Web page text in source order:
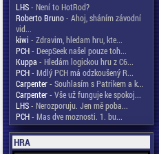
LHS- Není to HotRod?
Roberto Bruno- Ahoj, sháním závodní
vid...
kiwi - Zdravim, hledam hru, kte...
PCH- DeepSeek našel pouze toh...
Kuppa - Hledám logickou hru z C6...
PCH- Mdlý PCH má odzkoušený R...
Carpenter- Souhlasím s Patrikem a k...
Carpenter- Vše už funguje ke spokoj...
LHS- Nerozporuju. Jen mě poba...
PCH- Mas dve moznosti. 1. bu...
HRA